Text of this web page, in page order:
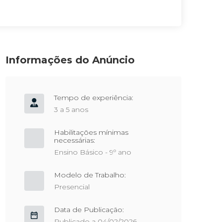
Informações do Anúncio
Tempo de experiência:
3 a 5 anos
Habilitações mínimas
necessárias:
Ensino Básico - 9º ano
Modelo de Trabalho:
Presencial
Data de Publicação: